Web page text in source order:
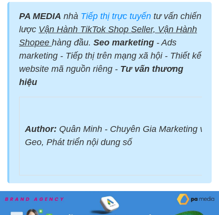
PA MEDIA nhà Tiếp thị trực tuyến tư vấn chiến
lược Vận Hành TikTok Shop Seller, Vận Hành
Shopee hàng đầu. Seo marketing - Ads
marketing - Tiếp thị trên mạng xã hội - Thiết kế
website mã nguồn riêng - Tư vấn thương
hiệu
Author: Quân Minh - Chuyên Gia Marketing với
Geo, Phát triển nội dung số